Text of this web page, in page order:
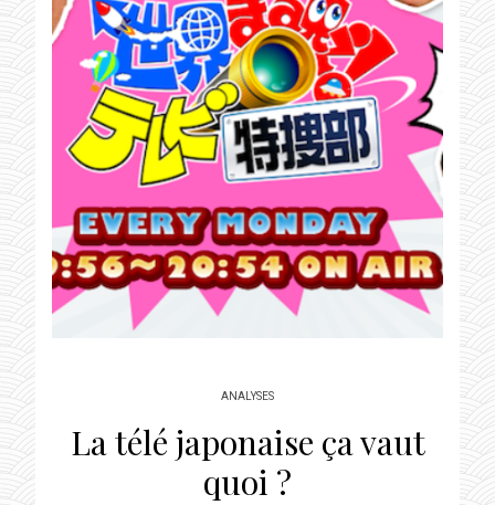
ANALYSES
La télé japonaise ça vaut
quoi ?